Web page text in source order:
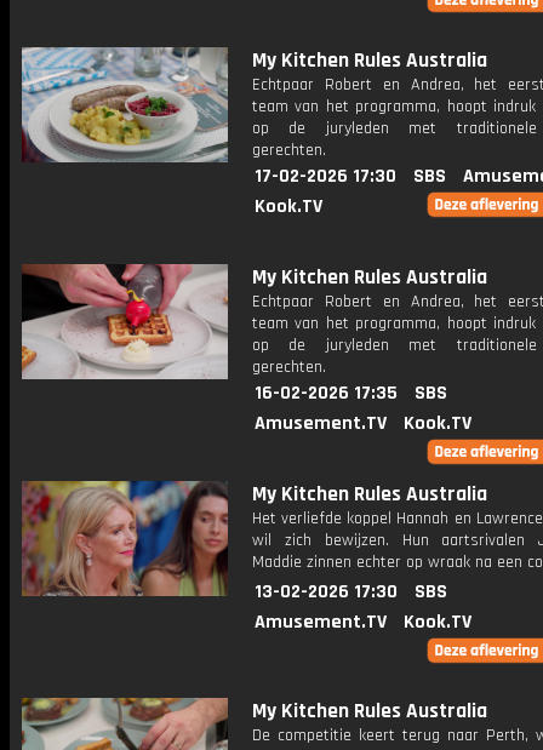
My Kitchen Rules Australia
Echtpaar Robert en Andrea, het
team van het programma, hoopt indruk
op de juryleden met traditionele
gerechten.
17-02-2026 17:30 SBS
Kook.TV
My Kitchen Rules Australia
Echtpaar Robert en Andrea, het
team van het programma, hoopt indruk
op de juryleden met traditionele
gerechten.
16-02-2026 17:35
SBS
Amusement.TV
Kook.TV
My Kitchen Rules Australia
Het verliefde koppel Hannah en
wil zich bewijzen. Hun aartsrivalen
Maddie zinnen echter op wraak na een
13-02-2026 17:30
SBS
Amusement.TV
Kook.TV
My Kitchen Rules Australia
De competitie keert terug naar Perth,